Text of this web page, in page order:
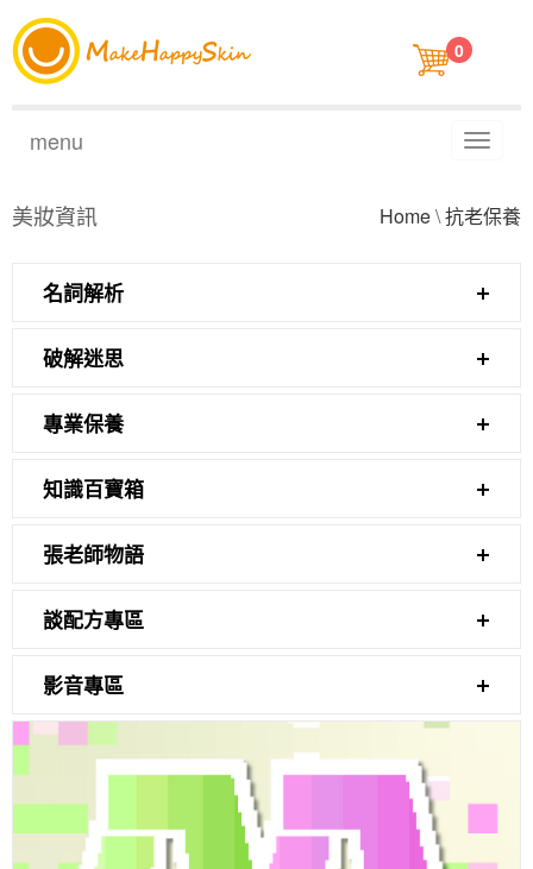
0
Toggle
menu
美妝資訊 Home\抗老保養
名詞解析
破解迷思
專業保養
知識百寶箱
張老師物語
談配方專區
影音專區